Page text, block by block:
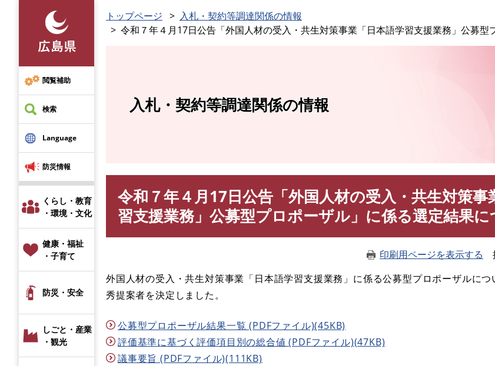
先
頭
で
す
閲覧補助
検索
Language
防災情報
くらし・教育
・環境・文化
健康・福祉
・子育て
防災・安全
しごと・産業
・観光
トップページ
入札・契約等調達関係の情報
令和７年４月17日公告「外国人材の受入・共生対策事業「日本語学習支援業務」公募型
入札・契約等調達関係の情報
令和７年４月17日公告「外国人材の受入・共生対策事
習支援業務」公募型プロポーザル」に係る選定結果に
印刷用ページを表示する
外国人材の受入・共生対策事業「日本語学習支援業務」に係る公募型プロポーザルに
秀提案者を決定しました。
公募型プロポーザル結果一覧 (PDFファイル)(45KB)
評価基準に基づく評価項目別の総合値 (PDFファイル)(47KB)
議事要旨 (PDFファイル)(111KB)